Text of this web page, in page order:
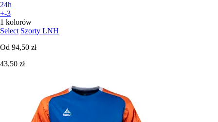
24h
+-3
1 kolorów
Select Szorty LNH
Od 94,50 zł
43,50 zł